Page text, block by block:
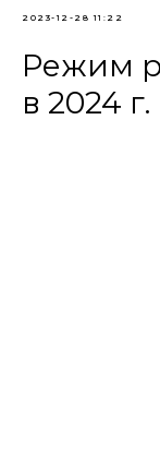
2023-12-28 11:22
Режим
в 2024 г.